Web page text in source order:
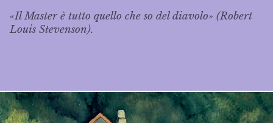
«Il Master è tutto quello che so del diavolo» (Robert
Louis Stevenson).